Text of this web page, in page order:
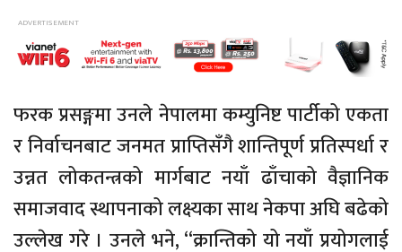
फरक प्रसङ्गमा उनले नेपालमा कम्युनिष्ट पार्टीको एकता
र निर्वाचनबाट जनमत प्राप्तिसँगै शान्तिपूर्ण प्रतिस्पर्धा र
उन्नत लोकतन्त्रको मार्गबाट नयाँ ढाँचाको वैज्ञानिक
समाजवाद स्थापनाको लक्ष्यका साथ नेकपा अघि बढेको
उल्लेख गरे । उनले भने, “क्रान्तिको यो नयाँ प्रयोगलाई